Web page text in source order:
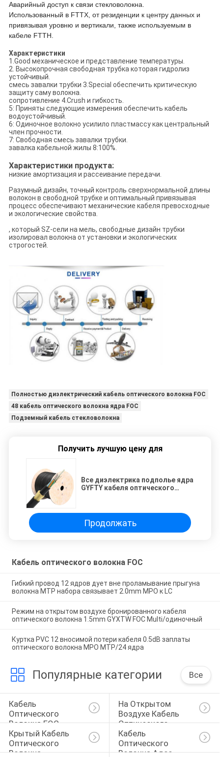
Аварийный доступ к связи стекловолокна.
Использованный в FTTX, от резиденции к центру данных и
привязывая уровню и вертикали, также используемым в
кабеле FTTH.
Характеристики
1.Good механическое и представление температуры.
2. Высокопрочная свободная трубка которая гидролиз
устойчивый.
смесь завалки трубки 3.Special обеспечить критическую
защиту саму волокна.
сопротивление 4.Crush и гибкость.
5: Приняты следующие измерения обеспечить кабель
водоустойчивый.
6: Одиночное волокно усилило пластмассу как центральный
член прочности.
7: Свободная смесь завалки трубки.
завалка кабельной жилы 8:100%.
Характеристики продукта:
низкие амортизация и рассеивание передачи.
Разумный дизайн, точный контроль сверхнормальной длины
волокон в свободной трубке и оптимальный привязывая
процесс обеспечивают механические кабеля превосходные
и экологические свойства.
, который SZ-сели на мель, свободные дизайн трубки
изолировал волокна от установки и экологических
строгостей.
Полностью диэлектрический кабель оптического волокна FOC
48 кабель оптического волокна ядра FOC
Подземный кабель стекловолокна
Получить лучшую цену для
Все диэлектрика подполье ядра
GYFTY кабеля оптического
Продолжать
Кабель оптического волокна FOC
Гибкий провод 12 ядров дует вне проламывание прыгуна
волокна MTP набора связывает 2.0mm MPO к LC
Режим на открытом воздухе бронированного кабеля
оптического волокна 1.5mm GYXTW FOC Multi/одиночный
Куртка PVC 12 вносимой потери кабеля 0.5dB заплаты
оптического волокна MPO MTP/24 ядра
Популярные категории Все
Кабель
Оптического
Волокна FOC
На Открытом
Воздухе Кабель
Оптического
Волокна
Крытый Кабель
Оптического
Волокна
Кабель
Оптического
Волокна Адсс